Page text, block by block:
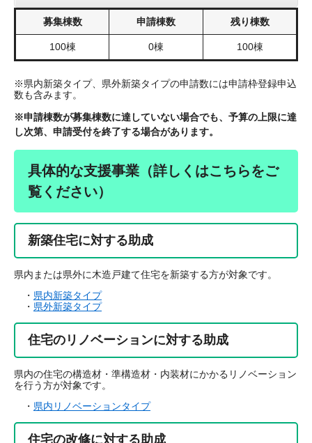
募集棟数 申請棟数 残り棟数
100棟 0棟 100棟
※県内新築タイプ、県外新築タイプの申請数には申請枠登録申込
数も含みます。
※申請棟数が募集棟数に達していない場合でも、予算の上限に達
し次第、申請受付を終了する場合があります。
具体的な支援事業（詳しくはこちらをご
覧ください）
新築住宅に対する助成
県内または県外に木造戸建て住宅を新築する方が対象です。
・ 県内新築タイプ
・ 県外新築タイプ
住宅のリノベーションに対する助成
県内の住宅の構造材・準構造材・内装材にかかるリノベーション
を行う方が対象です。
・ 県内リノベーションタイプ
住宅の改修に対する助成